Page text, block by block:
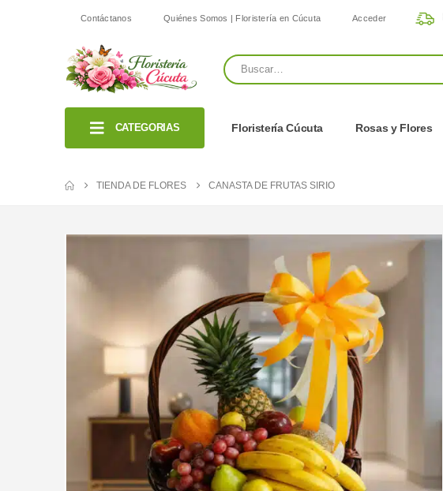
Contáctanos Quiénes Somos | Floristería en Cúcuta Acceder
CATEGORIAS Floristería Cúcuta Rosas y Flores
TIENDA DE FLORES CANASTA DE FRUTAS SIRIO